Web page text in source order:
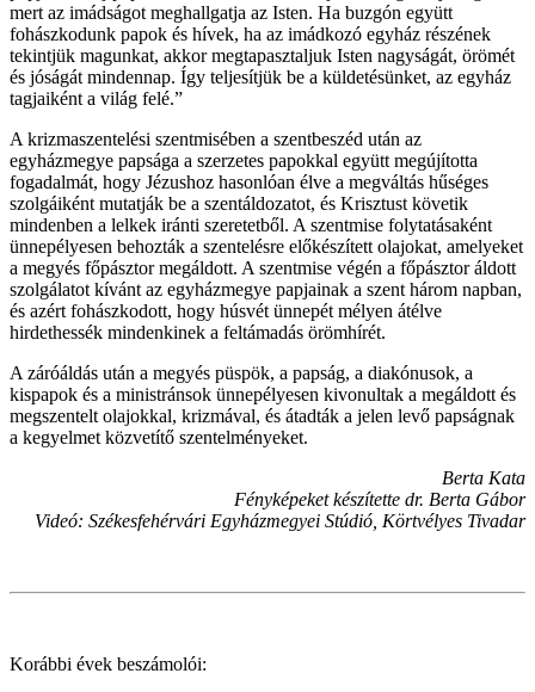
mert az imádságot meghallgatja az Isten. Ha buzgón együtt
fohászkodunk papok és hívek, ha az imádkozó egyház részének
tekintjük magunkat, akkor megtapasztaljuk Isten nagyságát, örömét
és jóságát mindennap. Így teljesítjük be a küldetésünket, az egyház
tagjaiként a világ felé.”
A krizmaszentelési szentmisében a szentbeszéd után az
egyházmegye papsága a szerzetes papokkal együtt megújította
fogadalmát, hogy Jézushoz hasonlóan élve a megváltás hűséges
szolgáiként mutatják be a szentáldozatot, és Krisztust követik
mindenben a lelkek iránti szeretetből. A szentmise folytatásaként
ünnepélyesen behozták a szentelésre előkészített olajokat, amelyeket
a megyés főpásztor megáldott. A szentmise végén a főpásztor áldott
szolgálatot kívánt az egyházmegye papjainak a szent három napban,
és azért fohászkodott, hogy húsvét ünnepét mélyen átélve
hirdethessék mindenkinek a feltámadás örömhírét.
A záróáldás után a megyés püspök, a papság, a diakónusok, a
kispapok és a ministránsok ünnepélyesen kivonultak a megáldott és
megszentelt olajokkal, krizmával, és átadták a jelen levő papságnak
a kegyelmet közvetítő szentelményeket.
Berta Kata
Fényképeket készítette dr. Berta Gábor
Videó: Székesfehérvári Egyházmegyei Stúdió, Körtvélyes Tivadar
Korábbi évek beszámolói: